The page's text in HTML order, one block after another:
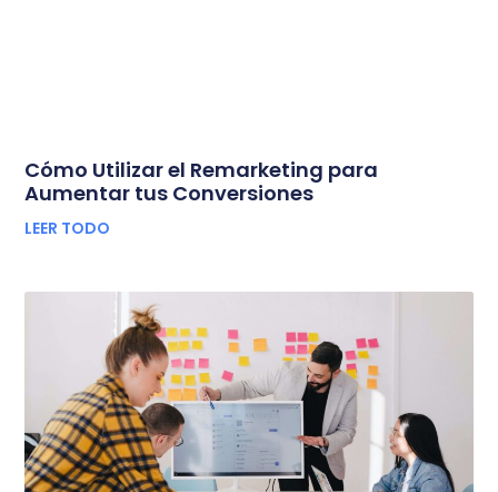
Cómo Utilizar el Remarketing para
Aumentar tus Conversiones
LEER TODO